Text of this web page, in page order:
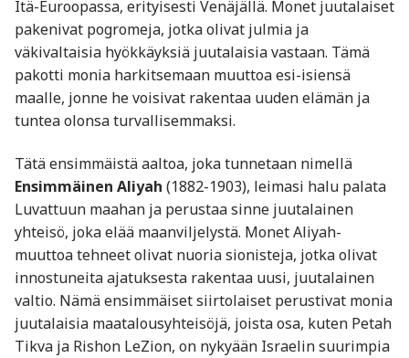
Itä-Euroopassa, erityisesti Venäjällä. Monet juutalaiset
pakenivat pogromeja, jotka olivat julmia ja
väkivaltaisia hyökkäyksiä juutalaisia vastaan. Tämä
pakotti monia harkitsemaan muuttoa esi-isiensä
maalle, jonne he voisivat rakentaa uuden elämän ja
tuntea olonsa turvallisemmaksi.
Tätä ensimmäistä aaltoa, joka tunnetaan nimellä
Ensimmäinen Aliyah (1882-1903), leimasi halu palata
Luvattuun maahan ja perustaa sinne juutalainen
yhteisö, joka elää maanviljelystä. Monet Aliyah-
muuttoa tehneet olivat nuoria sionisteja, jotka olivat
innostuneita ajatuksesta rakentaa uusi, juutalainen
valtio. Nämä ensimmäiset siirtolaiset perustivat monia
juutalaisia maatalousyhteisöjä, joista osa, kuten Petah
Tikva ja Rishon LeZion, on nykyään Israelin suurimpia